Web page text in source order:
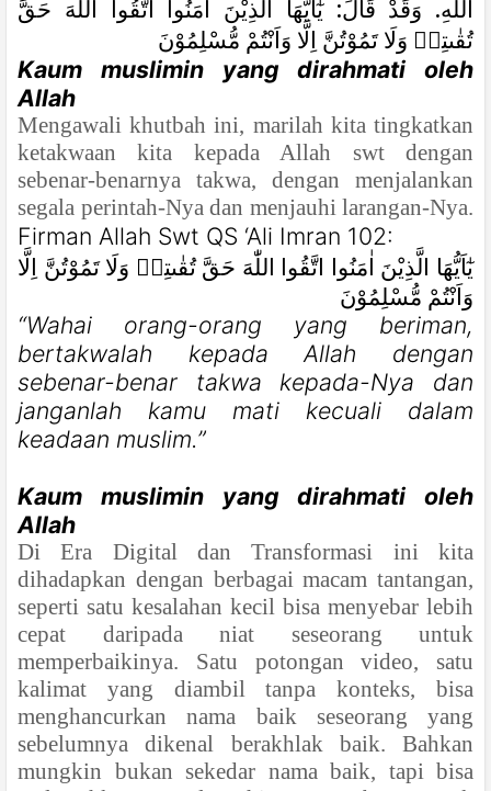
اللّٰهِ. وَقَدْ قَالَ: يٰٓاَيُّهَا الَّذِيْنَ اٰمَنُوا اتَّقُوا اللّٰهَ حَقَّ
تُقٰىتِهٖ وَلَا تَمُوْتُنَّ اِلَّا وَاَنْتُمْ مُّسْلِمُوْنَ
Kaum muslimin yang dirahmati oleh
Allah
Mengawali khutbah ini, marilah kita tingkatkan
ketakwaan kita kepada Allah swt dengan
sebenar-benarnya takwa, dengan menjalankan
segala perintah-Nya dan menjauhi larangan-Nya.
Firman Allah Swt QS ‘Ali Imran 102:
يٰٓاَيُّهَا الَّذِيْنَ اٰمَنُوا اتَّقُوا اللّٰهَ حَقَّ تُقٰىتِهٖ وَلَا تَمُوْتُنَّ اِلَّا
وَاَنْتُمْ مُّسْلِمُوْنَ
“Wahai orang-orang yang beriman,
bertakwalah kepada Allah dengan
sebenar-benar takwa kepada-Nya dan
janganlah kamu mati kecuali dalam
keadaan muslim.”
Kaum muslimin yang dirahmati oleh
Allah
Di Era Digital dan Transformasi ini kita
dihadapkan dengan berbagai macam tantangan,
seperti satu kesalahan kecil bisa menyebar lebih
cepat daripada niat seseorang untuk
memperbaikinya. Satu potongan video, satu
kalimat yang diambil tanpa konteks, bisa
menghancurkan nama baik seseorang yang
sebelumnya dikenal berakhlak baik. Bahkan
mungkin bukan sekedar nama baik, tapi bisa